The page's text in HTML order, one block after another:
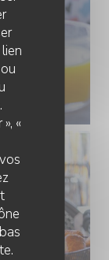
«